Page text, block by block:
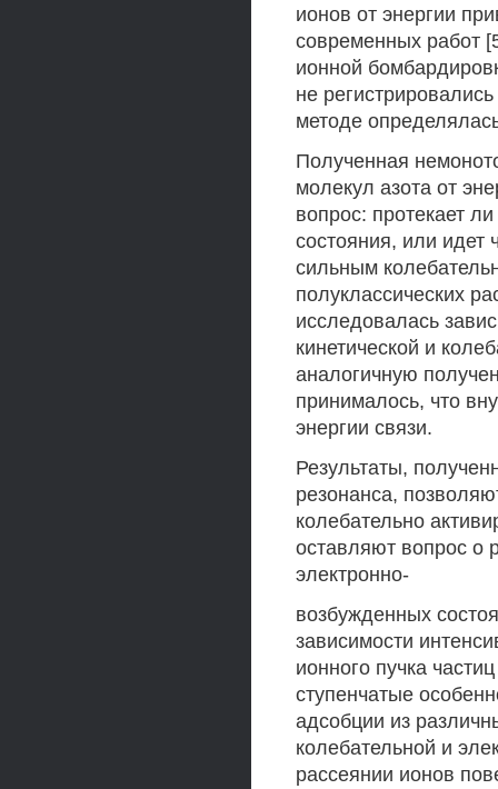
ионов от энергии
современных работ
ионной
не
методе
Полученная
молекул азота от
вопрос: протекает
состояния, или идет
сильным
полуклассических
исследовалась
кинетической и
аналогичную
принималось, что
энергии связи.
Результаты,
резонанса,
колебательно
оставляют вопрос о
электронно-
возбужденных
зависимости
ионного пучка
ступенчатые
адсобции из
колебательной и
рассеянии ионов